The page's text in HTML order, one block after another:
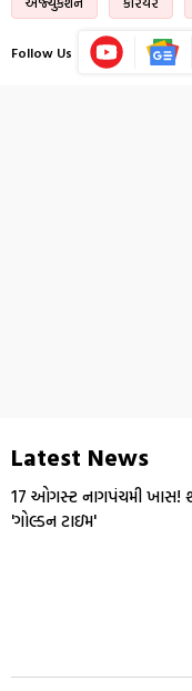
Follow Us
Latest News
17 ઓગસ્ટ નાગપંચમી
'ગોલ્ડન ટાઇમ'